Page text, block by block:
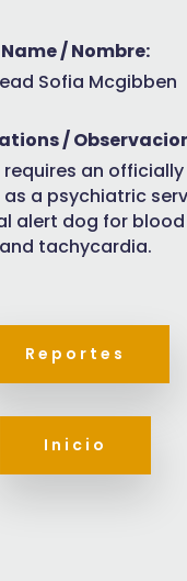
Name / Nombre:
Sofia Mcgibben
/
requires an
a psychiatric
alert dog for
and tachycardia.
Reportes
Inicio